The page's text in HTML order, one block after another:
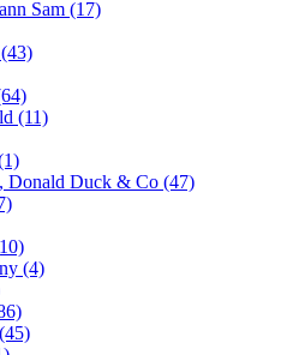
Sam (17)
(11)
Donald Duck & Co (47)
(4)